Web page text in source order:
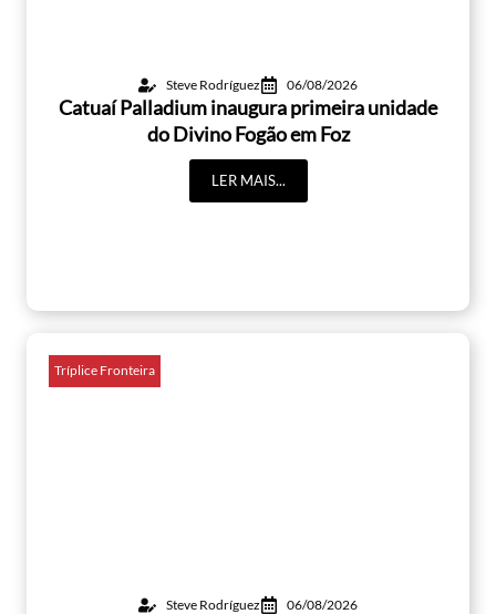
Steve Rodríguez 06/08/2026
Catuaí Palladium inaugura primeira unidade
do Divino Fogão em Foz
LER MAIS...
Tríplice Fronteira
Steve Rodríguez 06/08/2026